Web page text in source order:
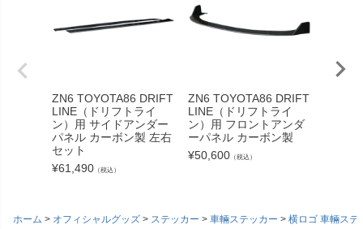
ZN6 TOYOTA86 DRIFT
LINE（ドリフトライ
ン）用 サイドアンダー
パネル カーボン製 左右
セット
¥61,490 （税込）
ZN6 TOYOTA86 DRIFT
LINE（ドリフトライ
ン）用 フロントアンダ
ーパネル カーボン製
¥50,600 （税込）
ホーム オフィシャルグッズ ステッカー 車輛ステッカー 横ロゴ 車輛ステ